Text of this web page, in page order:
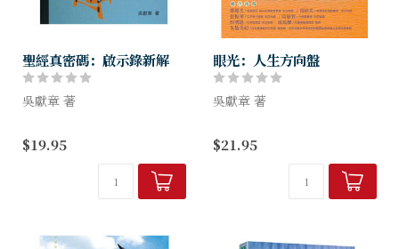
聖經真密碼：啟示錄新解
吳獻章 著
圖？燒餅歌？上帝末世時間
表？天崩地裂的末日有何徵
兆？誰是人間歷史的主宰？被
約翰揭開猙獰面目的撒旦，像
$19.95
眼光：人生方向盤
吳獻章 著
路口，都可能迷路！你不能期
待人生啟程後，一帆風順；更
不能奢望，上帝為你挪除茫茫
人海中的旅途暗礁。然而，眼
$21.95